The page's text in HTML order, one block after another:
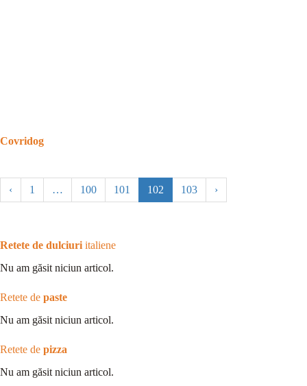
Covridog
‹ 1 … 100 101 102 103 ›
Retete de dulciuri italiene
Nu am găsit niciun articol.
Retete de paste
Nu am găsit niciun articol.
Retete de pizza
Nu am găsit niciun articol.